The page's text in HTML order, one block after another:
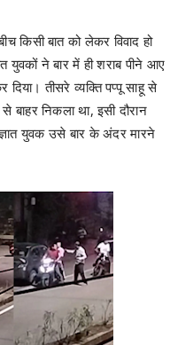
युवकों ने बार में ही शराब पीने आए
तीसरे व्यक्ति पप्पू साहू से
निकला था, इसी दौरान
युवक उसे बार के अंदर मारने